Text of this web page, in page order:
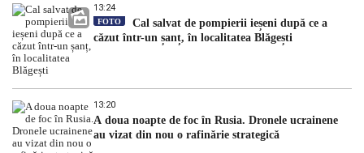
13:24
FOTO
Cal salvat de pompierii ieșeni după ce a
căzut într-un șanț, în localitatea Blăgești
13:20
A doua noapte de foc în Rusia. Dronele ucrainene
au vizat din nou o rafinărie strategică